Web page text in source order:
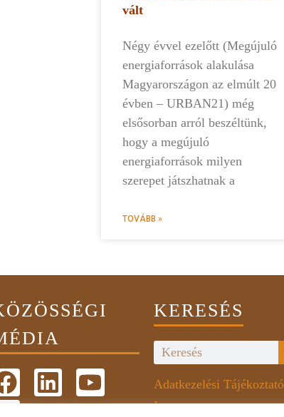
vált
Négy évvel ezelőtt (Megújuló
energiaforrások alakulása
Magyarországon az elmúlt 20
évben – URBAN21) még
elsősorban arról beszéltünk,
hogy a megújuló
energiaforrások milyen
szerepet játszhatnak a
TOVÁBB »
KERESÉS
Adatkezelési Tájékoztató
Impresszum